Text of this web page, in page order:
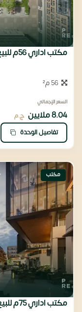
مكتب اداري 56م للبيع دور متكرر تشطيب كامل
السعر الإجمالي
8.04 ملايين ج.م
تفاصيل الوحدة
مكتب
مكتب اداري 75م للبيع مقدم تعاقد 5%